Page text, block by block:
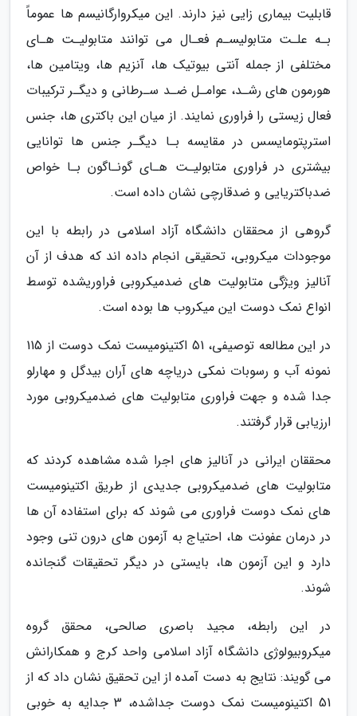
قابلیت بیماری زایی نیز دارند. این میکروارگانیسم ها عموماً
بـه علـت متابولیسـم فعـال می توانند متابولیـت هـای
مختلفی از جمله آنتی بیوتیک ها، آنزیم ها، ویتامین ها،
هورمون های رشـد، عوامـل ضـد سـرطانی و دیگـر ترکیبات
فعال زیستی را فراوری نمایند. از میان این باکتری ها، جنس
استرپتومایسس در مقایسه بـا دیگـر جنس ها توانایی
بیشتری در فراوری متابولیـت هـای گونـاگون بـا خواص
ضدباکتریایی و ضدقارچی نشان داده است.
گروهی از محققان دانشگاه آزاد اسلامی در رابطه با این
موجودات میکروبی، تحقیقی انجام داده اند که هدف از آن
آنالیز ویژگی متابولیت های ضدمیکروبی فراوریشده توسط
انواع نمک دوست این میکروب ها بوده است.
در این مطالعه توصیفی، 51 اکتینومیست نمک دوست از 115
نمونه آب و رسوبات نمکی دریاچه های آران بیدگل و مهارلو
جدا شده و جهت فراوری متابولیت های ضدمیکروبی مورد
ارزیابی قرار گرفتند.
محققان ایرانی در آنالیز های اجرا شده مشاهده کردند که
متابولیت های ضدمیکروبی جدیدی از طریق اکتینومیست
های نمک دوست فراوری می شوند که برای استفاده آن ها
در درمان عفونت ها، احتیاج به آزمون های درون تنی وجود
دارد و این آزمون ها، بایستی در دیگر تحقیقات گنجانده
شوند.
در این رابطه، مجید باصری صالحی، محقق گروه
میکروبیولوژی دانشگاه آزاد اسلامی واحد کرج و همکارانش
می گویند: نتایج به دست آمده از این تحقیق نشان داد که از
51 اکتینومیست نمک دوست جداشده، 3 جدایه به خوبی